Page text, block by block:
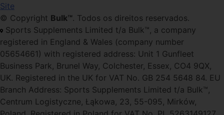
Site
© Copyright Bulk™. Todos os direitos reservados.
Sports Supplements Limited t/a Bulk™, a company
registered in England & Wales (company number
05654661) with registered address: Unit 1 Gunfleet
Business Park, Brunel Way, Colchester, Essex, CO4 9QX,
UK. Registered in the UK for VAT No. GB 254 5648 84. EU
Branch Address: Sports Supplements Limited t/a Bulk™,
Centrum Logistyczne, Łąkowa, 23, 55-095, Mirków,